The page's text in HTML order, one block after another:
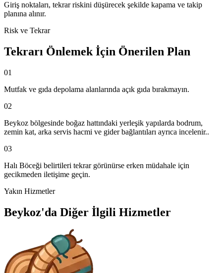
Giriş noktaları, tekrar riskini düşürecek şekilde kapama ve takip
planına alınır.
Risk ve Tekrar
Tekrarı Önlemek İçin Önerilen Plan
01
Mutfak ve gıda depolama alanlarında açık gıda bırakmayın.
02
Beykoz bölgesinde boğaz hattındaki yerleşik yapılarda bodrum,
zemin kat, arka servis hacmi ve gider bağlantıları ayrıca incelenir..
03
Halı Böceği belirtileri tekrar görünürse erken müdahale için
gecikmeden iletişime geçin.
Yakın Hizmetler
Beykoz'da Diğer İlgili Hizmetler